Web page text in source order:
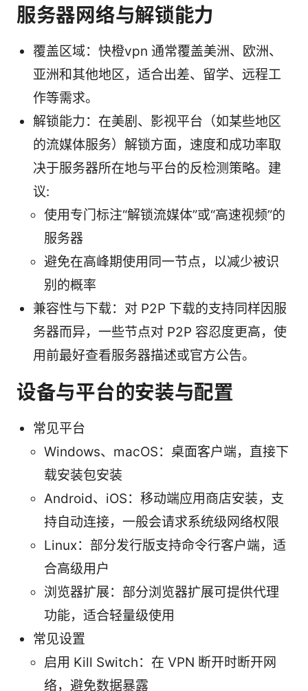
服务器网络与解锁能力
覆盖区域：快橙vpn 通常覆盖美洲、欧洲、
亚洲和其他地区，适合出差、留学、远程工
作等需求。
解锁能力：在美剧、影视平台（如某些地区
的流媒体服务）解锁方面，速度和成功率取
决于服务器所在地与平台的反检测策略。建
议:
使用专门标注“解锁流媒体”或“高速视频”的
服务器
避免在高峰期使用同一节点，以减少被识
别的概率
兼容性与下载：对 P2P 下载的支持同样因服
务器而异，一些节点对 P2P 容忍度更高，使
用前最好查看服务器描述或官方公告。
设备与平台的安装与配置
常见平台
Windows、macOS：桌面客户端，直接下
载安装包安装
Android、iOS：移动端应用商店安装，支
持自动连接，一般会请求系统级网络权限
Linux：部分发行版支持命令行客户端，适
合高级用户
浏览器扩展：部分浏览器扩展可提供代理
功能，适合轻量级使用
常见设置
启用 Kill Switch：在 VPN 断开时断开网
络，避免数据暴露